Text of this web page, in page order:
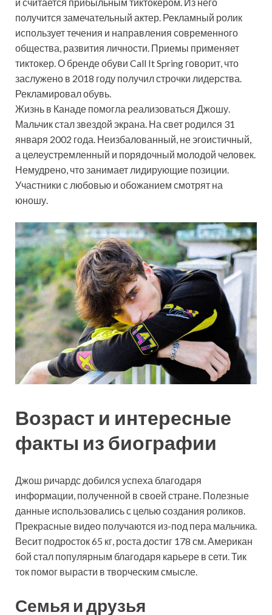
и считается прибыльным тиктокером. Из него
получится замечательный актер. Рекламный ролик
использует течения и направления современного
общества, развития личности. Приемы применяет
тиктокер. О бренде обуви Call It Spring говорит, что
заслужено в 2018 году получил строчки лидерства.
Рекламировал обувь.
Жизнь в Канаде помогла реализоваться Джошу.
Мальчик стал звездой экрана. На свет родился 31
января 2002 года. Неизбалованный, не эгоистичный,
а целеустремленный и порядочный молодой человек.
Немудрено, что занимает лидирующие позиции.
Участники с любовью и обожанием смотрят на
юношу.
Возраст и интересные
факты из биографии
Джош ричардс добился успеха благодаря
информации, полученной в своей стране. Полезные
данные использовались с целью создания роликов.
Прекрасные видео получаются из-под пера мальчика.
Весит подросток 65 кг, роста достиг 178 см. Американ
бой стал популярным благодаря карьере в сети. Тик
ток помог вырасти в творческим смысле.
Семья и друзья